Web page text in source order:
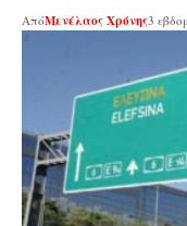
ΑπόΜενέλαος Χρόνης3